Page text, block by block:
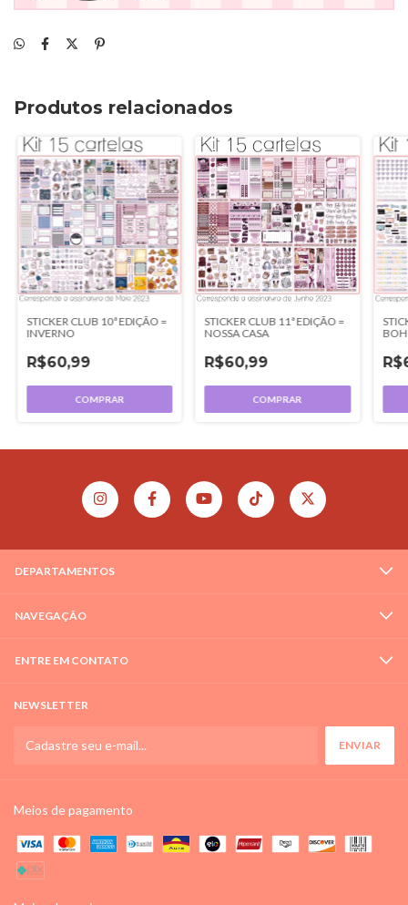
Produtos relacionados
STICKER CLUB 10ª EDIÇÃO =
INVERNO
R$60,99
STICKER CLUB 11ª EDIÇÃO =
NOSSA CASA
R$60,99
DEPARTAMENTOS
NAVEGAÇÃO
ENTRE EM CONTATO
NEWSLETTER
Meios de pagamento